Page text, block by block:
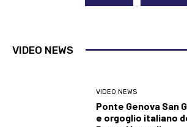
VIDEO NEWS
VIDEO NEWS
Ponte Genova San
e orgoglio italiano